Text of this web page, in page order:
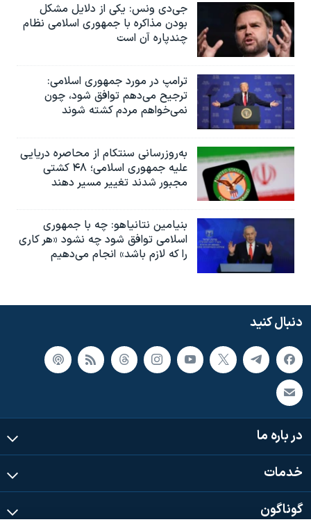
جی‌دی ونس: یکی از دلایل مشکل
بودن مذاکره با جمهوری اسلامی نظام
چندپاره آن است
ترامپ در مورد جمهوری اسلامی:
ترجیح می‌دهم توافق شود، چون
نمی‌خواهم مردم کشته شوند
به‌روزرسانی سنتکام از محاصره دریایی
علیه جمهوری اسلامی؛ ۴۸ کشتی
مجبور شدند تغییر مسیر دهند
بنیامین نتانیاهو: چه با جمهوری
اسلامی توافق شود چه نشود «هر کاری
را که لازم باشد» انجام می‌دهیم
دنبال کنید
در باره ما
خدمات
گوناگون